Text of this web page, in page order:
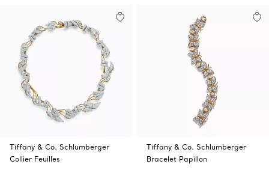
Tiffany & Co. Schlumberger
Collier Feuilles
Tiffany & Co. Schlumberger
Bracelet Papillon